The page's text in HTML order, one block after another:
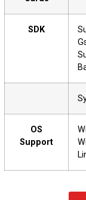
SDK
OS
Support